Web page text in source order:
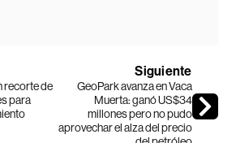
recorte de
para
Siguiente
GeoPark avanza en Vaca
Muerta: ganó US$34
millones pero no pudo
aprovechar el alza del precio